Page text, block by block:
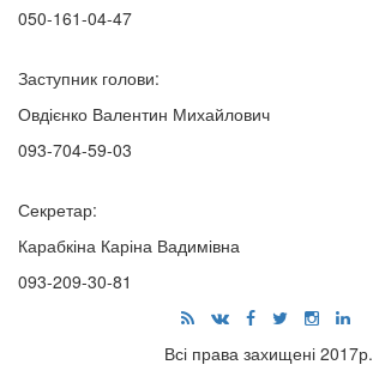
050-161-04-47
Заступник голови:
Овдієнко Валентин Михайлович
093-704-59-03
Секретар:
Карабкіна Каріна Вадимівна
093-209-30-81
Всі права захищені 2017р.